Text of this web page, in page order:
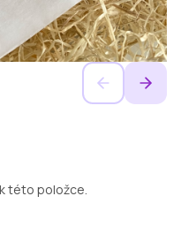
této položce.